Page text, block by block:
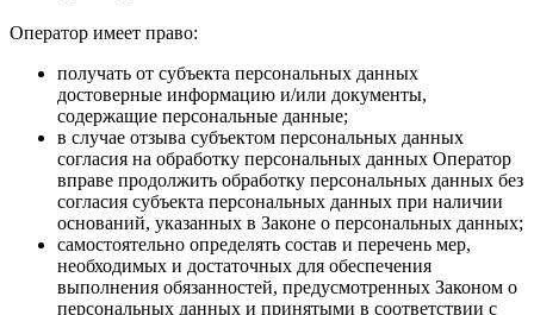
Оператор имеет право:
получать от субъекта персональных данных
достоверные информацию и/или документы,
содержащие персональные данные;
в случае отзыва субъектом персональных данных
согласия на обработку персональных данных Оператор
вправе продолжить обработку персональных данных без
согласия субъекта персональных данных при наличии
оснований, указанных в Законе о персональных данных;
самостоятельно определять состав и перечень мер,
необходимых и достаточных для обеспечения
выполнения обязанностей, предусмотренных Законом о
персональных данных и принятыми в соответствии с